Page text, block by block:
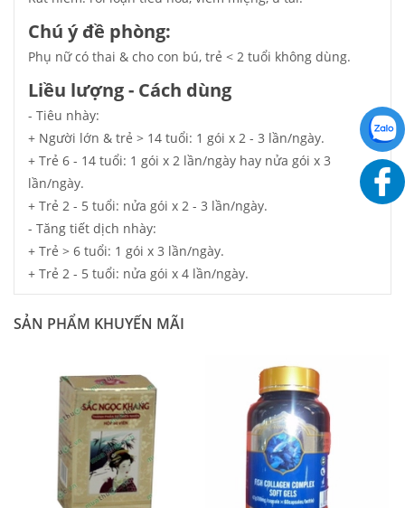
Chú ý đề phòng:
Phụ nữ có thai & cho con bú, trẻ < 2 tuổi không dùng.
Liều lượng - Cách dùng
- Tiêu nhày:
+ Người lớn & trẻ > 14 tuổi: 1 gói x 2 - 3 lần/ngày.
+ Trẻ 6 - 14 tuổi: 1 gói x 2 lần/ngày hay nửa gói x 3
lần/ngày.
+ Trẻ 2 - 5 tuổi: nửa gói x 2 - 3 lần/ngày.
- Tăng tiết dịch nhày:
+ Trẻ > 6 tuổi: 1 gói x 3 lần/ngày.
+ Trẻ 2 - 5 tuổi: nửa gói x 4 lần/ngày.
SẢN PHẨM KHUYẾN MÃI